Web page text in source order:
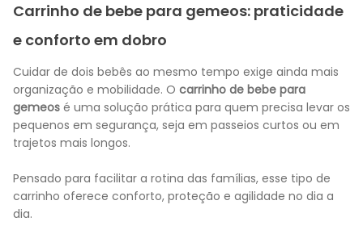
Carrinho de bebe para gemeos: praticidade
e conforto em dobro
Cuidar de dois bebês ao mesmo tempo exige ainda mais
organização e mobilidade. O carrinho de bebe para
gemeos é uma solução prática para quem precisa levar os
pequenos em segurança, seja em passeios curtos ou em
trajetos mais longos.
Pensado para facilitar a rotina das famílias, esse tipo de
carrinho oferece conforto, proteção e agilidade no dia a
dia.